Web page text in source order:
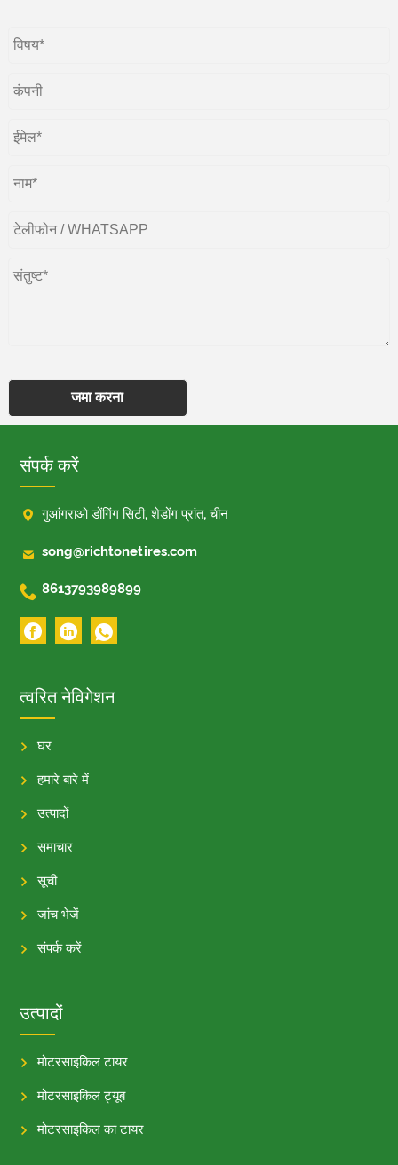
जमा करना
संपर्क करें
 गुआंगराओ डोंगिंग सिटी, शेडोंग प्रांत, चीन
 song@richtonetires.com
 8613793989899
त्वरित नेविगेशन
घर
हमारे बारे में
उत्पादों
समाचार
सूची
जांच भेजें
संपर्क करें
उत्पादों
मोटरसाइकिल टायर
मोटरसाइकिल ट्यूब
मोटरसाइकिल का टायर